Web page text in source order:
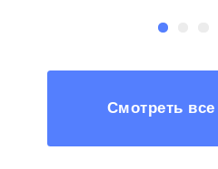
Смотреть все